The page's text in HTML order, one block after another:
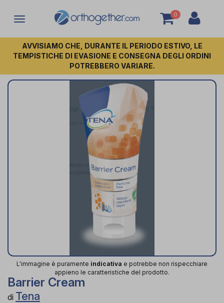
Attiva/disattiva
navigazione
0
AVVISIAMO CHE, DURANTE IL PERIODO ESTIVO, LE
TEMPISTICHE DI EVASIONE E CONSEGNA DEGLI ORDINI
POTREBBERO VARIARE.
L'immagine è puramente indicativa e potrebbe non rispecchiare
appieno le caratteristiche del prodotto.
Barrier Cream
di Tena